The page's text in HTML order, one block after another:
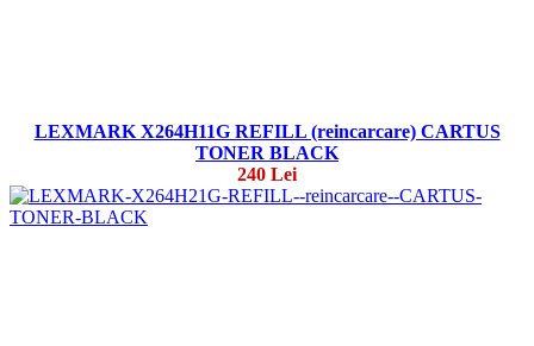
LEXMARK X264H11G REFILL (reincarcare) CARTUS
TONER BLACK
240 Lei